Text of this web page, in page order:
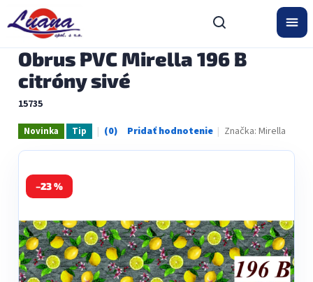
obsah
Obrus PVC Mirella 196 B
citróny sivé
15735
Novinka Tip
Priemerné
hodnotenie
Značka:Mirella
–23 %